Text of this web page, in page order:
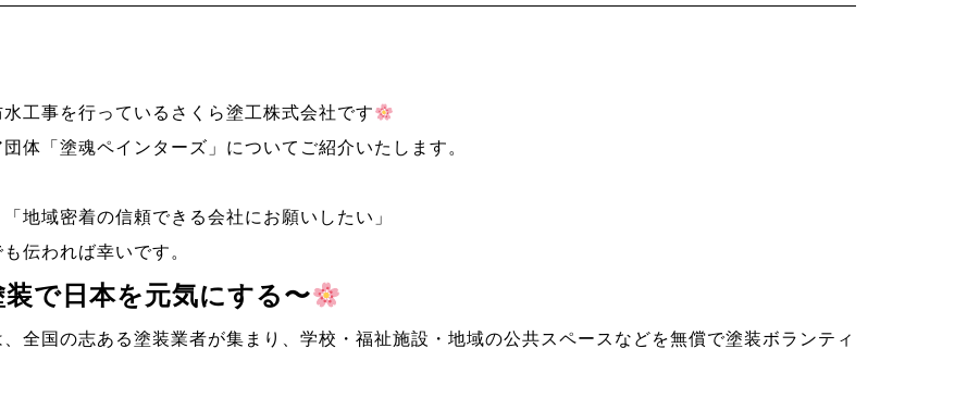
工事を行っているさくら塗工株式会社です
体「塗魂ペインターズ」についてご紹介いたします。
地域密着の信頼できる会社にお願いしたい」
伝われば幸いです。
で日本を元気にする〜
全国の志ある塗装業者が集まり、学校・福祉施設・地域の公共スペースなどを無償で塗装ボランティ